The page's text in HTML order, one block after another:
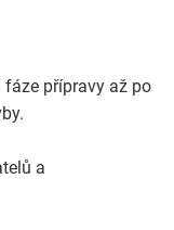
fáze přípravy až po
a